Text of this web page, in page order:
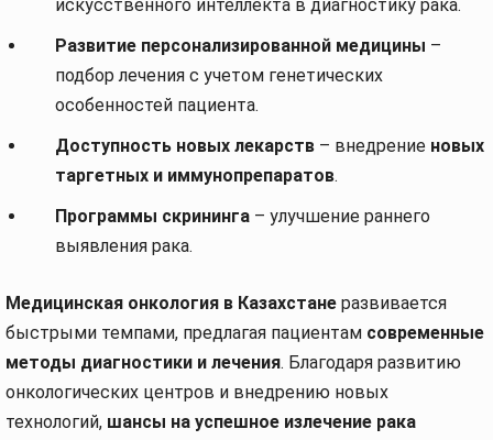
искусственного интеллекта в диагностику рака.
Развитие персонализированной медицины –
подбор лечения с учетом генетических
особенностей пациента.
Доступность новых лекарств – внедрение новых
таргетных и иммунопрепаратов.
Программы скрининга – улучшение раннего
выявления рака.
Медицинская онкология в Казахстане развивается
быстрыми темпами, предлагая пациентам современные
методы диагностики и лечения. Благодаря развитию
онкологических центров и внедрению новых
технологий, шансы на успешное излечение рака